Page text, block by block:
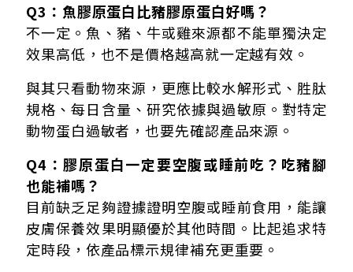
Q3：魚膠原蛋白比豬膠原蛋白好嗎？
不一定。魚、豬、牛或雞來源都不能單獨決定
效果高低，也不是價格越高就一定越有效。
與其只看動物來源，更應比較水解形式、胜肽
規格、每日含量、研究依據與過敏原。對特定
動物蛋白過敏者，也要先確認產品來源。
Q4：膠原蛋白一定要空腹或睡前吃？吃豬腳
也能補嗎？
目前缺乏足夠證據證明空腹或睡前食用，能讓
皮膚保養效果明顯優於其他時間。比起追求特
定時段，依產品標示規律補充更重要。